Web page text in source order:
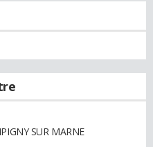
SUR MARNE